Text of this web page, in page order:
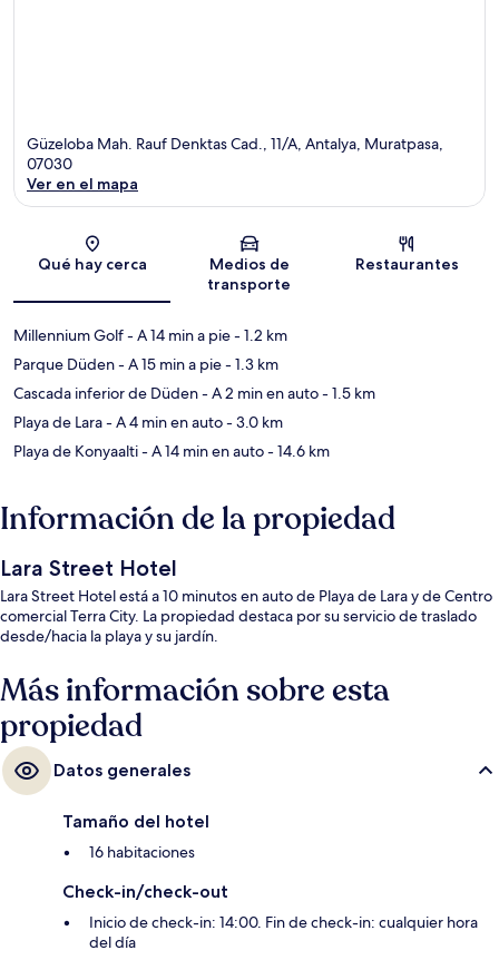
Güzeloba Mah. Rauf Denktas Cad., 11/A, Antalya, Muratpasa,
07030
Ver en el mapa
Qué hay cerca
Medios de
transporte
Restaurantes
Millennium Golf- A 14 min a pie- 1.2 km
Parque Düden- A 15 min a pie- 1.3 km
Cascada inferior de Düden- A 2 min en auto- 1.5 km
Playa de Lara- A 4 min en auto- 3.0 km
Playa de Konyaalti- A 14 min en auto- 14.6 km
Información de la propiedad
Lara Street Hotel
Lara Street Hotel está a 10 minutos en auto de Playa de Lara y de Centro
comercial Terra City. La propiedad destaca por su servicio de traslado
desde/hacia la playa y su jardín.
Más información sobre esta
propiedad
Datos generales
Tamaño del hotel
16 habitaciones
Check-in/check-out
Inicio de check-in: 14:00. Fin de check-in: cualquier hora
del día